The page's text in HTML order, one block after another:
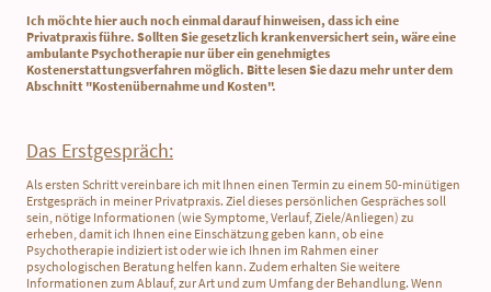
Ich möchte hier auch noch einmal darauf hinweisen, dass ich eine
Privatpraxis führe. Sollten Sie gesetzlich krankenversichert sein, wäre eine
ambulante Psychotherapie nur über ein genehmigtes
Kostenerstattungsverfahren möglich. Bitte lesen Sie dazu mehr unter dem
Abschnitt "Kostenübernahme und Kosten".
Das Erstgespräch:
Als ersten Schritt vereinbare ich mit Ihnen einen Termin zu einem 50-minütigen
Erstgespräch in meiner Privatpraxis. Ziel dieses persönlichen Gespräches soll
sein, nötige Informationen (wie Symptome, Verlauf, Ziele/Anliegen) zu
erheben, damit ich Ihnen eine Einschätzung geben kann, ob eine
Psychotherapie indiziert ist oder wie ich Ihnen im Rahmen einer
psychologischen Beratung helfen kann. Zudem erhalten Sie weitere
Informationen zum Ablauf, zur Art und zum Umfang der Behandlung. Wenn